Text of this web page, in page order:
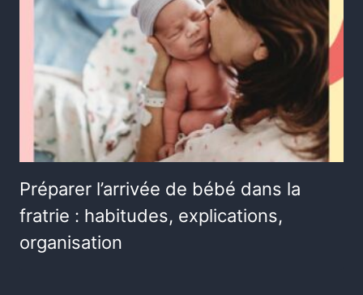
Préparer l’arrivée de bébé dans la
fratrie : habitudes, explications,
organisation